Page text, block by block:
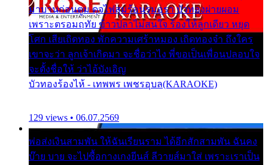
มาบานก่อนตูม ดุจไฟสุมร้อนรุมอุรา บัวทองผ่ายผอม
เพราะตรอมฤทัย ข้าวปลาไม่สนใจ ร้องไห้ลูกเดียว หยุด
โศก เสียเถิดทอง พักความเศร้าหมอง เถิดทองจ๋า ถึงใคร
เขาจะว่า ลูกเจ้าเกิดมา จะชื่อว่าไง พี่ขอเป็นเพื่อนปลอบใจ
จะตั้งชื่อให้ ว่าไอ้บังเอิญ
บัวทองร้องไห้ - เทพพร เพชรอุบล(KARAOKE)
129 views • 06.07.2569
พ่อส่งเงินสามพัน ให้ฉันเรียนราม ได้อีกสักสามพัน ฉันคง
บ๊าย บาย จะไปซื้อกางเกงยีนส์ ลีวายส์มาใส่ เพราะเราเป็น